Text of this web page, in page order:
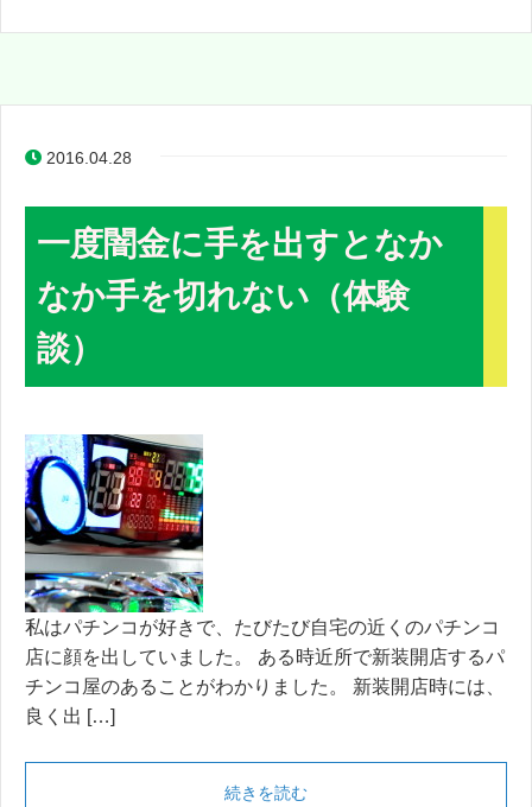
2016.04.28
一度闇金に手を出すとなか
なか手を切れない（体験
談）
私はパチンコが好きで、たびたび自宅の近くのパチンコ
店に顔を出していました。 ある時近所で新装開店するパ
チンコ屋のあることがわかりました。 新装開店時には、
良く出 […]
続きを読む